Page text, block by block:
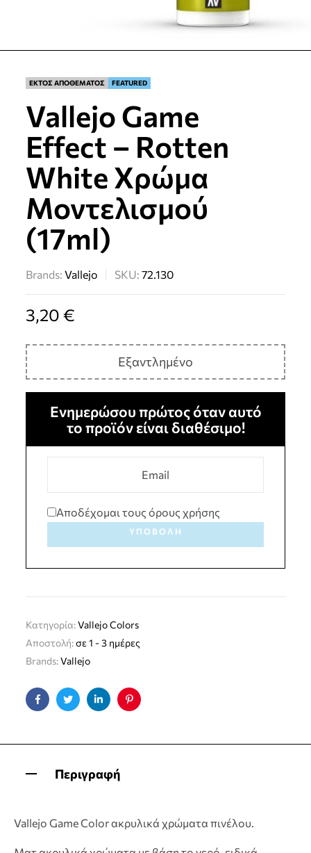
ΕΚΤΟΣ ΑΠΟΘΕΜΑΤΟΣ FEATURED
Vallejo Game
Effect – Rotten
White Χρώμα
Μοντελισμού
(17ml)
Brands:Vallejo SKU:72.130
3,20€
Εξαντλημένο
Ενημερώσου πρώτος όταν αυτό
το προϊόν είναι διαθέσιμο!
Αποδέχομαι τους όρους χρήσης
ΥΠΟΒΟΛΉ
Κατηγορία:Vallejo Colors
Αποστολή:σε 1 - 3 ημέρες
Brands:Vallejo
FacebookTwitterLinkedinPinterest
Περιγραφή
Vallejo Game Color ακρυλικά χρώματα πινέλου.